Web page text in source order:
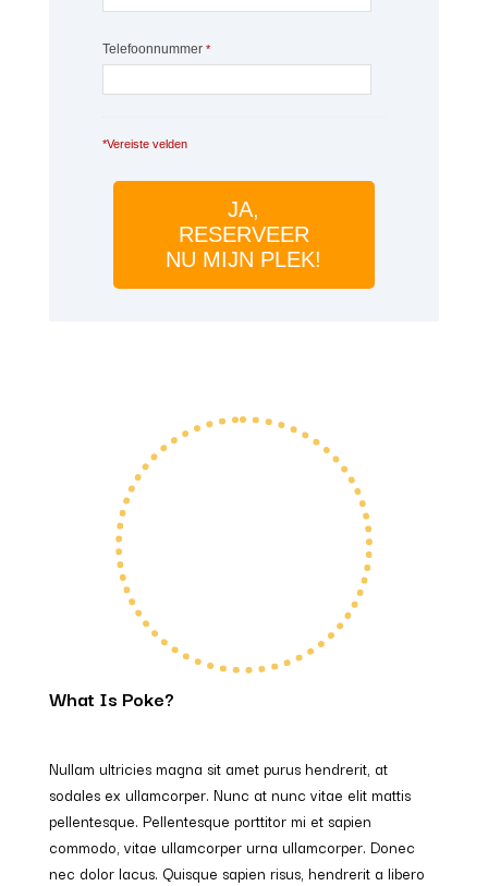
Telefoonnummer *
*Vereiste velden
What Is Poke?
Nullam ultricies magna sit amet purus hendrerit, at
sodales ex ullamcorper. Nunc at nunc vitae elit mattis
pellentesque. Pellentesque porttitor mi et sapien
commodo, vitae ullamcorper urna ullamcorper. Donec
nec dolor lacus. Quisque sapien risus, hendrerit a libero